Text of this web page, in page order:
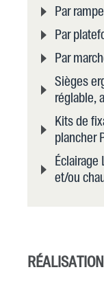
Par
Par
Par
Sièges
réglable,
Kits de
plancher
Éclairage
et/ou